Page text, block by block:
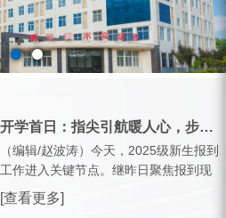
学院标识
学院风采
学院视频
技能大赛
师资力量
公寓管理
心理健康
学院校历
校车时刻表
开学首日：指尖引航暖人心，步履丈量迎新路
（编辑/赵波涛）今天，2025级新生报到
工作进入关键节点。继昨日聚焦报到现
场的热闹景象后，今日校园里最动人的
风景，藏在老师们礼貌的指引手势里，
[查看更多]